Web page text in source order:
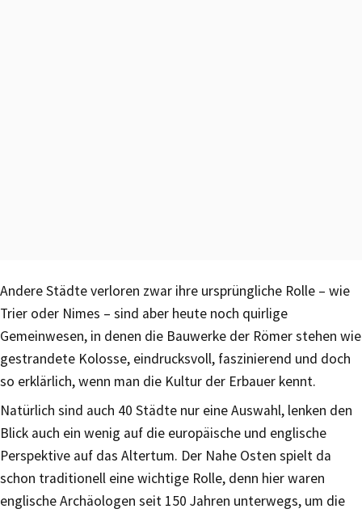
Andere Städte verloren zwar ihre ursprüngliche Rolle – wie
Trier oder Nimes – sind aber heute noch quirlige
Gemeinwesen, in denen die Bauwerke der Römer stehen wie
gestrandete Kolosse, eindrucksvoll, faszinierend und doch
so erklärlich, wenn man die Kultur der Erbauer kennt.
Natürlich sind auch 40 Städte nur eine Auswahl, lenken den
Blick auch ein wenig auf die europäische und englische
Perspektive auf das Altertum. Der Nahe Osten spielt da
schon traditionell eine wichtige Rolle, denn hier waren
englische Archäologen seit 150 Jahren unterwegs, um die